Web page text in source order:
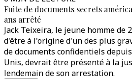
Fuite de documents secrets
ans arrêté
Jack Teixeira, le jeune homme de
d'être à l'origine d'un des plus
de documents confidentiels
Unis, devrait être présenté à la
lendemain de son arrestation.